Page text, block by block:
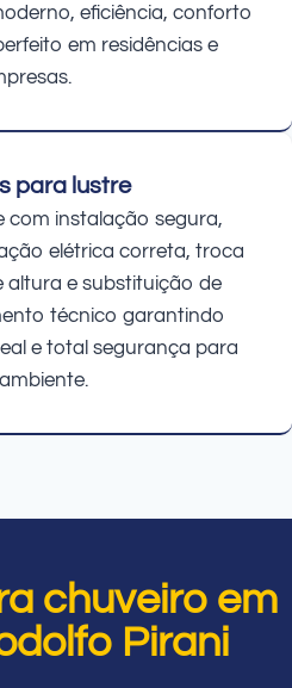
eficiência, conforto
em residências e
para lustre
com instalação segura,
elétrica correta, troca
altura e substituição de
técnico garantindo
e total segurança para
chuveiro em
Pirani